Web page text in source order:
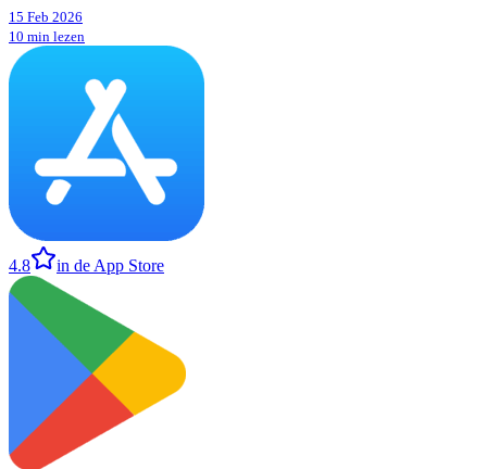
15 Feb 2026
10 min lezen
4.8 in de App Store